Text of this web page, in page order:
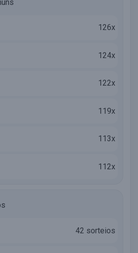
126x
124x
122x
119x
113x
112x
42 sorteios